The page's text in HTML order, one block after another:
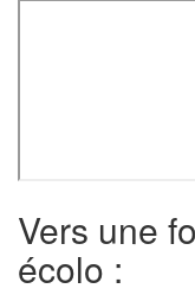
Vers une
écolo :